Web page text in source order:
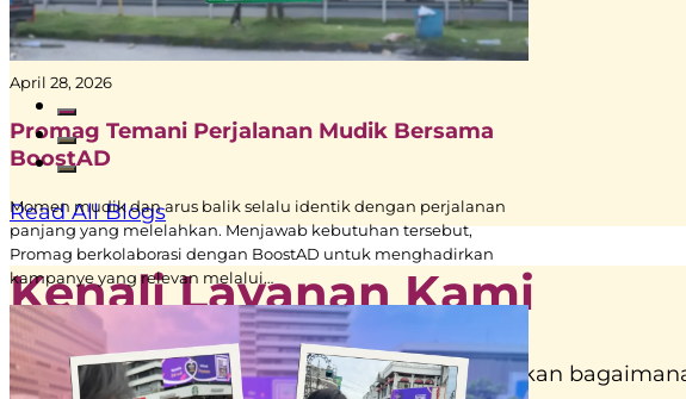
April 28, 2026
Promag Temani Perjalanan Mudik Bersama
BoostAD
Momen mudik dan arus balik selalu identik dengan perjalanan
panjang yang melelahkan. Menjawab kebutuhan tersebut,
Promag berkolaborasi dengan BoostAD untuk menghadirkan
kampanye yang relevan melalui…
Read All Blogs
Kenali Layanan Kami
Dari halte bus hingga instalasi 3D imersif, temukan